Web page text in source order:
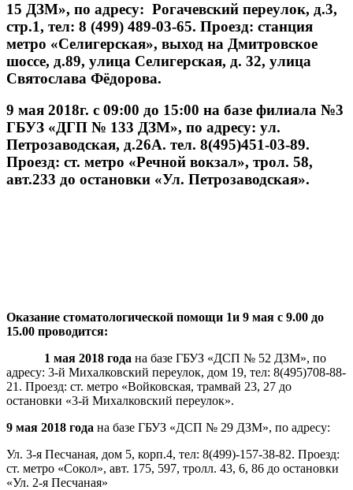
15 ДЗМ», по адресу: Рогачевский переулок, д.3,
стр.1, тел: 8 (499) 489-03-65. Проезд: станция
метро «Селигерская», выход на Дмитровское
шоссе, д.89, улица Селигерская, д. 32, улица
Святослава Фёдорова.
9 мая 2018г. с 09:00 до 15:00 на базе филиала №3
ГБУЗ «ДГП № 133 ДЗМ», по адресу: ул.
Петрозаводская, д.26А. тел. 8(495)451-03-89.
Проезд: ст. метро «Речной вокзал», трол. 58,
авт.233 до остановки «Ул. Петрозаводская».
Оказание стоматологической помощи 1и 9 мая с 9.00 до
15.00 проводится:
1 мая 2018 года на базе ГБУЗ «ДСП № 52 ДЗМ», по
адресу: 3-й Михалковский переулок, дом 19, тел: 8(495)708-88-
21. Проезд: ст. метро «Войковская, трамвай 23, 27 до
остановки «3-й Михалковский переулок».
9 мая 2018 года на базе ГБУЗ «ДСП № 29 ДЗМ», по адресу:
Ул. 3-я Песчаная, дом 5, корп.4, тел: 8(499)-157-38-82. Проезд:
ст. метро «Сокол», авт. 175, 597, тролл. 43, 6, 86 до остановки
«Ул. 2-я Песчаная»